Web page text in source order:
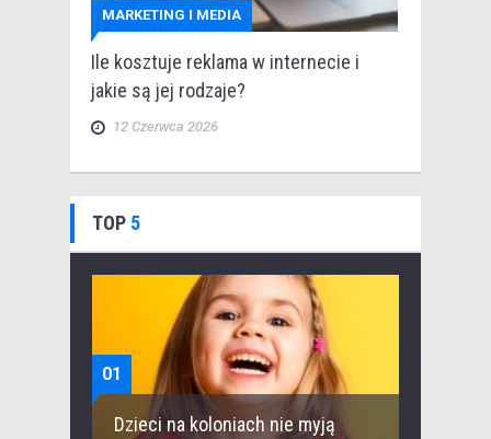
MARKETING I MEDIA
Ile kosztuje reklama w internecie i
jakie są jej rodzaje?
12 Czerwca 2026
TOP 5
01
Dzieci na koloniach nie myją